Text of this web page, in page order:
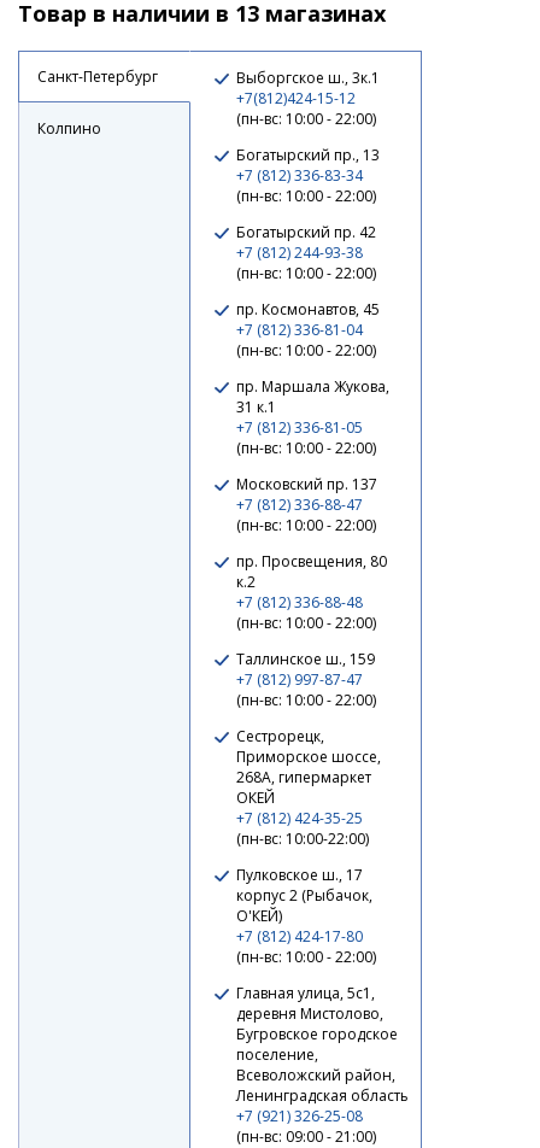
Заглубление: 0,3-0,8 м.
1 750 ₽ 1 890 ₽
-8%
Воблер Zipbaits Rigge 35F #021
1 750 ₽ 1 890 ₽
Воблер Zipbaits Rigge 35F #039
1 750 ₽
Товар в наличии в 13 магазинах
Санкт-Петербург
Колпино
Выборгское ш., 3к.1
+7(812)424-15-12
(пн-вс: 10:00 - 22:00)
Богатырский пр., 13
+7 (812) 336-83-34
(пн-вс: 10:00 - 22:00)
Богатырский пр. 42
+7 (812) 244-93-38
(пн-вс: 10:00 - 22:00)
пр. Космонавтов, 45
+7 (812) 336-81-04
(пн-вс: 10:00 - 22:00)
пр. Маршала Жукова,
31 к.1
+7 (812) 336-81-05
(пн-вс: 10:00 - 22:00)
Московский пр. 137
+7 (812) 336-88-47
(пн-вс: 10:00 - 22:00)
пр. Просвещения, 80
к.2
+7 (812) 336-88-48
(пн-вс: 10:00 - 22:00)
Таллинское ш., 159
+7 (812) 997-87-47
(пн-вс: 10:00 - 22:00)
Сестрорецк,
Приморское шоссе,
268А, гипермаркет
ОКЕЙ
+7 (812) 424-35-25
(пн-вс: 10:00-22:00)
Пулковское ш., 17
корпус 2 (Рыбачок,
О'КЕЙ)
+7 (812) 424-17-80
(пн-вс: 10:00 - 22:00)
Главная улица, 5с1,
деревня Мистолово,
Бугровское городское
поселение,
Всеволожский район,
Ленинградская область
+7 (921) 326-25-08
(пн-вс: 09:00 - 21:00)